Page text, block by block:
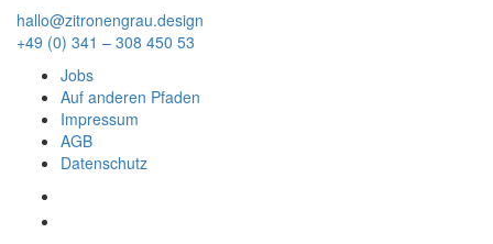
hallo@zitronengrau.design
+49 (0) 341 – 308 450 53
Jobs
Auf anderen Pfaden
Impressum
AGB
Datenschutz